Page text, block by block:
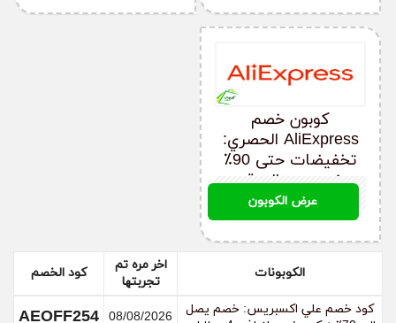
كوبون خصم
AliExpress الحصري:
تخفيضات حتى 90٪
خصم من الموقع
AEOFF254
عرض الكوبون
الكوبونات
اخر مره تم
تجربتها
كود الخصم
كود خصم علي اكسبريس: خصم يصل
08/08/2026
AEOFF254